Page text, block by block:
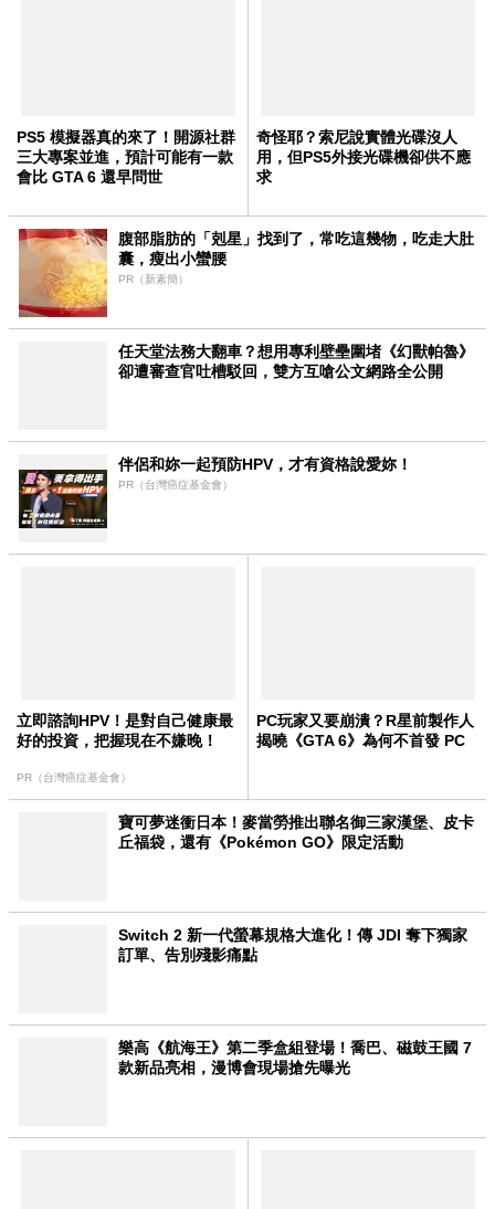
PS5 模擬器真的來了！開源社群
三大專案並進，預計可能有一款
會比 GTA 6 還早問世
奇怪耶？索尼說實體光碟沒人
用，但PS5外接光碟機卻供不應
求
腹部脂肪的「剋星」找到了，常吃這幾物，吃走大肚
囊，瘦出小蠻腰
PR（新素簡）
任天堂法務大翻車？想用專利壁壘圍堵《幻獸帕魯》
卻遭審查官吐槽駁回，雙方互嗆公文網路全公開
伴侶和妳一起預防HPV，才有資格說愛妳！
PR（台灣癌症基金會）
立即諮詢HPV！是對自己健康最
好的投資，把握現在不嫌晚！
PR（台灣癌症基金會）
PC玩家又要崩潰？R星前製作人
揭曉《GTA 6》為何不首發 PC
寶可夢迷衝日本！麥當勞推出聯名御三家漢堡、皮卡
丘福袋，還有《Pokémon GO》限定活動
Switch 2 新一代螢幕規格大進化！傳 JDI 奪下獨家
訂單、告別殘影痛點
樂高《航海王》第二季盒組登場！喬巴、磁鼓王國 7
款新品亮相，漫博會現場搶先曝光